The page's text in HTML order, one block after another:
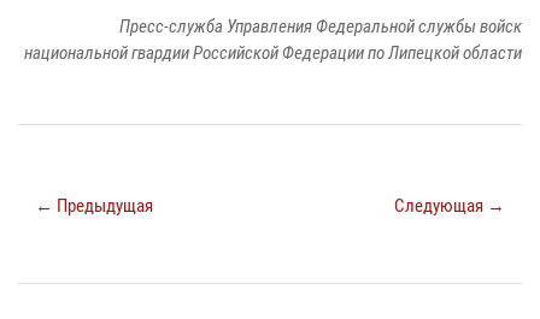
Пресс-служба Управления Федеральной службы войск
национальной гвардии Российской Федерации по Липецкой области
← Предыдущая Следующая →